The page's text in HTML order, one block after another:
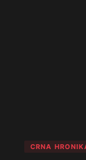
CRNA